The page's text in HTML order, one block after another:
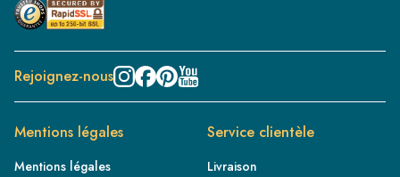
Rejoignez-nous
Mentions légales
Mentions légales
Service clientèle
Livraison